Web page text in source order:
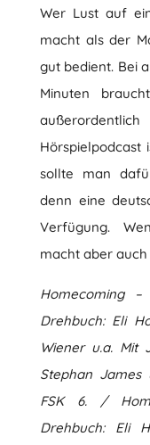
Wer Lust auf
macht als der
gut bedient. Bei
Minuten
Hörspielpodcast
sollte man
denn eine
Verfügung.
macht aber auch
Homecoming
Drehbuch: Eli
Wiener u.a. Mit
Stephan James
FSK 6. /
Drehbuch: Eli